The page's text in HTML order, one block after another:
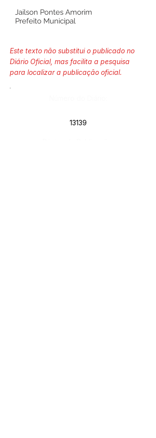
Jailson Pontes Amorim
Prefeito Municipal
Este texto não substitui o publicado no
Diário Oficial, mas facilita a pesquisa
para localizar a publicação oficial.
13139